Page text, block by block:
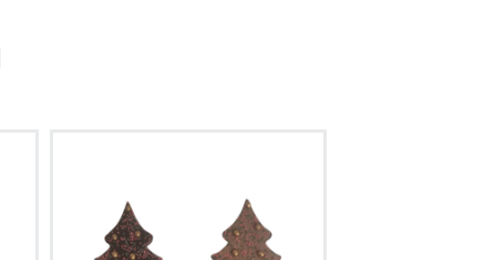
crispy pearls – feestelijk, lekker en
ideaal als cadeautje voor de